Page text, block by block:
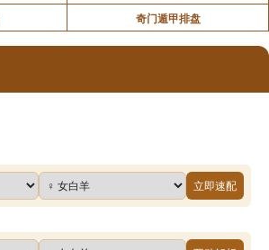
奇门遁甲排盘
立即速配